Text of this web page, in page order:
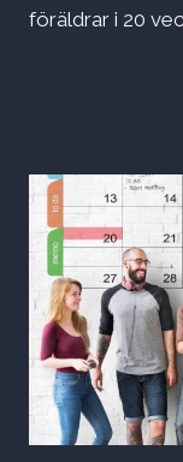
föräldrar i 20